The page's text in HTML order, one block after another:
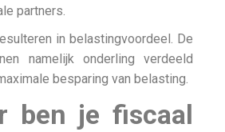
partners.
in belastingvoordeel. De
namelijk onderling verdeeld
besparing van belasting.
ben je fiscaal